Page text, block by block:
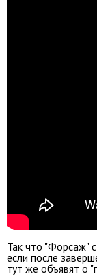
Так что "Форсаж"
если после
тут же объявят о